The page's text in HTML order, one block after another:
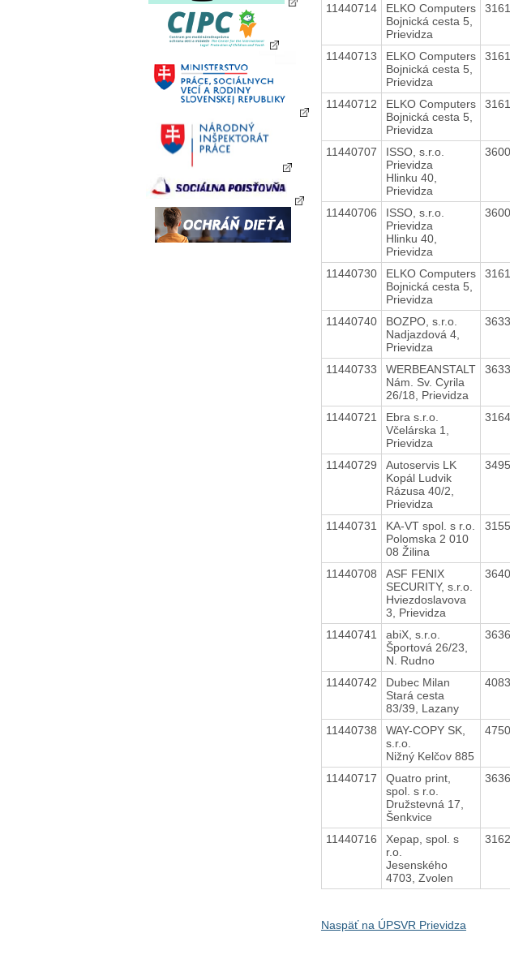
11440714
ELKO Computers
Bojnická cesta 5,
Prievidza
11440713
ELKO Computers
Bojnická cesta 5,
Prievidza
11440712
ELKO Computers
Bojnická cesta 5,
Prievidza
11440707
ISSO, s.r.o.
Prievidza
Hlinku 40,
Prievidza
11440706
ISSO, s.r.o.
Prievidza
Hlinku 40,
Prievidza
11440730
ELKO Computers
Bojnická cesta 5,
Prievidza
11440740
BOZPO, s.r.o.
Nadjazdová 4,
Prievidza
11440733
WERBEANSTALT
Nám. Sv. Cyrila
26/18, Prievidza
11440721
Ebra s.r.o.
Včelárska 1,
Prievidza
11440729
Autoservis LK
Kopál Ludvik
Rázusa 40/2,
Prievidza
11440731
KA-VT spol. s r.o.
Polomska 2 010
08 Žilina
11440708
ASF FENIX
SECURITY, s.r.o.
Hviezdoslavova
3, Prievidza
11440741
abiX, s.r.o.
Športová 26/23,
N. Rudno
11440742
Dubec Milan
Stará cesta
83/39, Lazany
11440738
WAY-COPY SK,
s.r.o.
Nižný Kelčov 885
11440717
Quatro print,
spol. s r.o.
Družstevná 17,
Šenkvice
11440716
Xepap, spol. s
r.o.
Jesenského
4703, Zvolen
Naspäť na ÚPSVR Prievidza